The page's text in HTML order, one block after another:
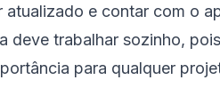
atualizado e contar com o
deve trabalhar sozinho,
para qualquer